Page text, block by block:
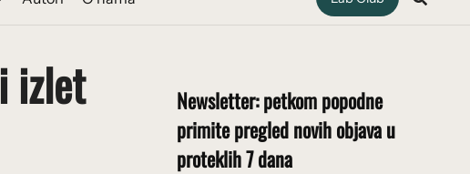
izlet
Newsletter: petkom popodne
primite pregled novih objava u
proteklih 7 dana